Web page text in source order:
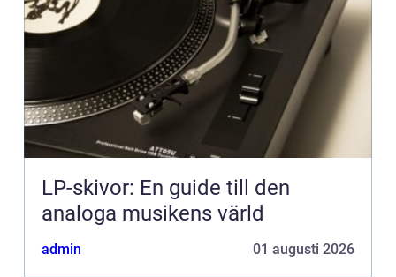
LP-skivor: En guide till den
analoga musikens värld
admin 01 augusti 2026